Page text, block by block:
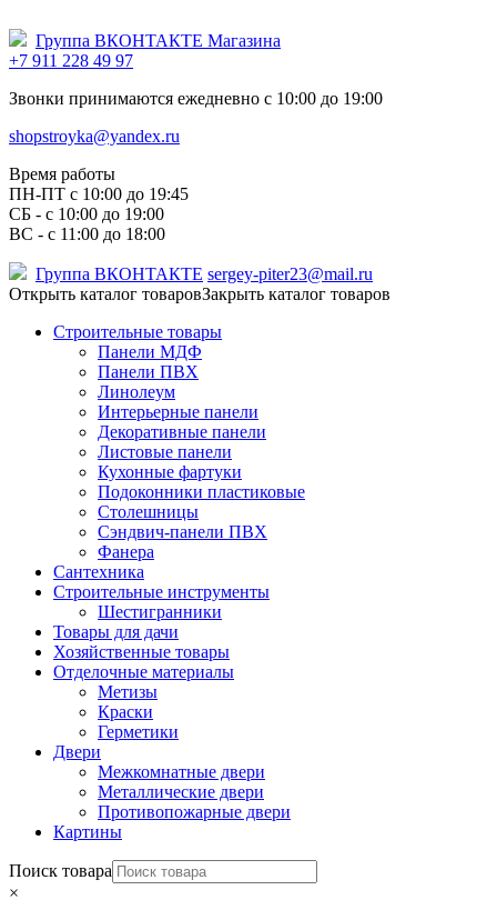
Группа ВКОНТАКТЕ Магазина
+7 911 228 49 97
Звонки принимаются ежедневно с 10:00 до 19:00
shopstroyka@yandex.ru
Время работы
ПН-ПТ c 10:00 до 19:45
СБ - с 10:00 до 19:00
ВС - с 11:00 до 18:00
Группа ВКОНТАКТЕ sergey-piter23@mail.ru
Открыть каталог товаровЗакрыть каталог товаров
Строительные товары
Панели МДФ
Панели ПВХ
Линолеум
Интерьерные панели
Декоративные панели
Листовые панели
Кухонные фартуки
Подоконники пластиковые
Столешницы
Сэндвич-панели ПВХ
Фанера
Сантехника
Строительные инструменты
Шестигранники
Товары для дачи
Хозяйственные товары
Отделочные материалы
Метизы
Краски
Герметики
Двери
Межкомнатные двери
Металлические двери
Противопожарные двери
Картины
Поиск товара
×